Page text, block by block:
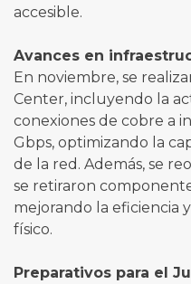
accesible.
Avances en
En noviembre, se
Center, incluyendo la
conexiones de cobre a
Gbps, optimizando la
de la red. Además, se
se retiraron
mejorando la eficiencia
físico.
Preparativos para el